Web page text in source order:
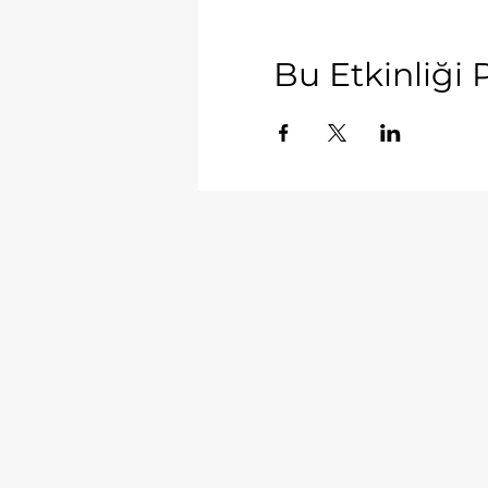
Bu Etkinliği